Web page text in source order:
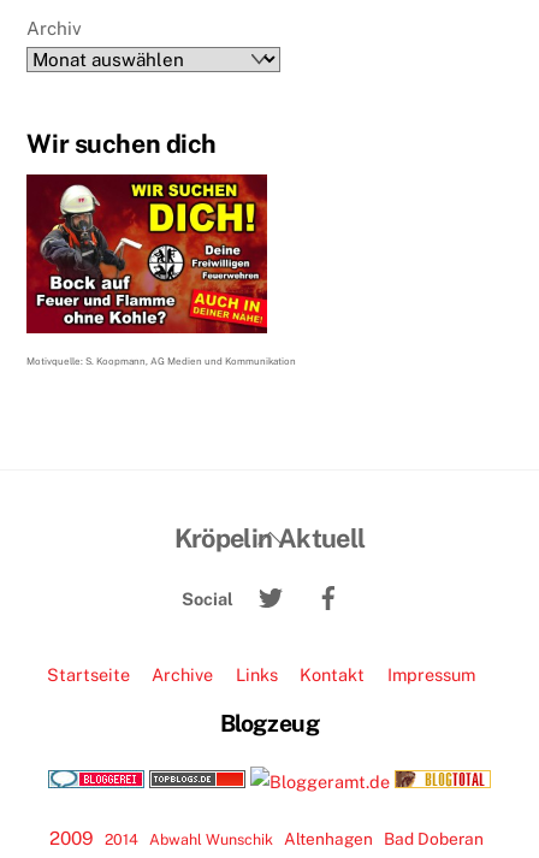
Archiv
Wir suchen dich
Motivquelle: S. Koopmann, AG Medien und Kommunikation
Back
Top
Kröpelin Aktuell
Social
Twitter
Startseite Archive Links Kontakt Impressum
Blogzeug
2009 2014 Abwahl Wunschik Altenhagen Bad Doberan